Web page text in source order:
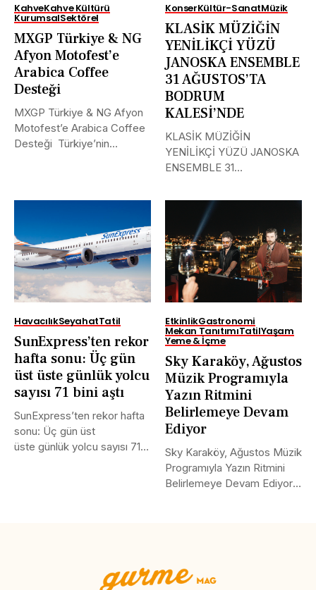
KahveKahve Kültürü
KurumsalSektörel
MXGP Türkiye & NG
Afyon Motofest’e
Arabica Coffee
Desteği
MXGP Türkiye & NG Afyon
Motofest’e Arabica Coffee
Desteği Türkiye’nin
KonserKültür-SanatMüzik
KLASİK MÜZİĞİN
YENİLİKÇİ YÜZÜ
JANOSKA ENSEMBLE
31 AĞUSTOS’TA
BODRUM
KALESİ’NDE
KLASİK MÜZİĞİN
YENİLİKÇİ YÜZÜ JANOSKA
ENSEMBLE 31
KALESİ’NDE Uluslararası
HavacılıkSeyahatTatil
SunExpress’ten rekor
hafta sonu: Üç gün
üst üste günlük yolcu
sayısı 71 bini aştı
SunExpress’ten rekor hafta
sonu: Üç gün üst
üste günlük yolcu sayısı 71
EtkinlikGastronomi
Mekan TanıtımıTatilYaşam
Yeme & İçme
Sky Karaköy, Ağustos
Müzik Programıyla
Yazın Ritmini
Belirlemeye Devam
Ediyor
Sky Karaköy, Ağustos Müzik
Programıyla Yazın Ritmini
Belirlemeye Devam Ediyor